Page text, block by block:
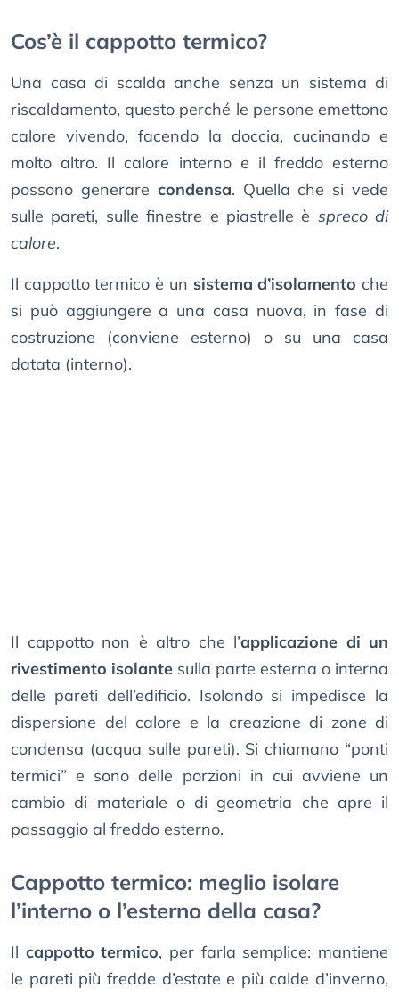
Cos’è il cappotto termico?
Una casa di scalda anche senza un sistema di
riscaldamento, questo perché le persone emettono
calore vivendo, facendo la doccia, cucinando e
molto altro. Il calore interno e il freddo esterno
possono generare condensa. Quella che si vede
sulle pareti, sulle finestre e piastrelle è spreco di
calore.
Il cappotto termico è un sistema d’isolamento che
si può aggiungere a una casa nuova, in fase di
costruzione (conviene esterno) o su una casa
datata (interno).
Il cappotto non è altro che l’applicazione di un
rivestimento isolante sulla parte esterna o interna
delle pareti dell’edificio. Isolando si impedisce la
dispersione del calore e la creazione di zone di
condensa (acqua sulle pareti). Si chiamano “ponti
termici” e sono delle porzioni in cui avviene un
cambio di materiale o di geometria che apre il
passaggio al freddo esterno.
Cappotto termico: meglio isolare
l’interno o l’esterno della casa?
Il cappotto termico, per farla semplice: mantiene
le pareti più fredde d’estate e più calde d’inverno,